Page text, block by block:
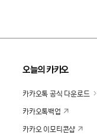
오늘의 카카오
카카오톡 공식 다운로드
카카오톡백업
카카오 이모티콘샵